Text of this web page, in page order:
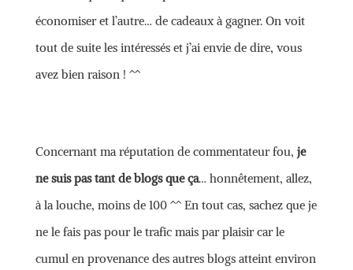
économiser et l’autre… de cadeaux à gagner. On voit
tout de suite les intéressés et j’ai envie de dire, vous
avez bien raison ! ^^
Concernant ma réputation de commentateur fou, je
ne suis pas tant de blogs que ça… honnêtement, allez,
à la louche, moins de 100 ^^ En tout cas, sachez que je
ne le fais pas pour le trafic mais par plaisir car le
cumul en provenance des autres blogs atteint environ